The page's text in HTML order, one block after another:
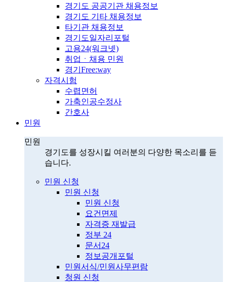
경기도 공공기관 채용정보
경기도 기타 채용정보
타기관 채용정보
경기도일자리포털
고용24(워크넷)
취업ㆍ채용 민원
경기Free:way
자격시험
수렵면허
가축인공수정사
간호사
민원
민원
경기도를 성장시킬 여러분의 다양한 목소리를 듣
습니다.
민원 신청
민원 신청
민원 신청
요건면제
자격증 재발급
정부 24
문서24
정보공개포털
민원서식/민원사무편람
청원 신청